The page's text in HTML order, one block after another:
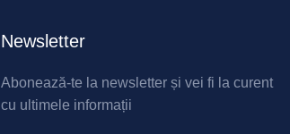
Newsletter
Abonează-te la newsletter și vei fi la curent
cu ultimele informații